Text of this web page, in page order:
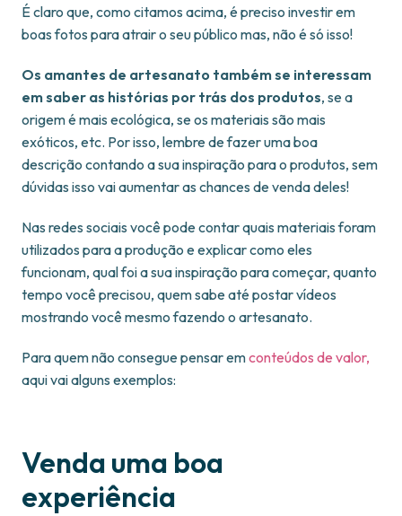
É claro que, como citamos acima, é preciso investir em
boas fotos para atrair o seu público mas, não é só isso!
Os amantes de artesanato também se interessam
em saber as histórias por trás dos produtos, se a
origem é mais ecológica, se os materiais são mais
exóticos, etc. Por isso, lembre de fazer uma boa
descrição contando a sua inspiração para o produtos, sem
dúvidas isso vai aumentar as chances de venda deles!
Nas redes sociais você pode contar quais materiais foram
utilizados para a produção e explicar como eles
funcionam, qual foi a sua inspiração para começar, quanto
tempo você precisou, quem sabe até postar vídeos
mostrando você mesmo fazendo o artesanato.
Para quem não consegue pensar emconteúdos de valor,
aqui vai alguns exemplos:
Venda uma boa
experiência